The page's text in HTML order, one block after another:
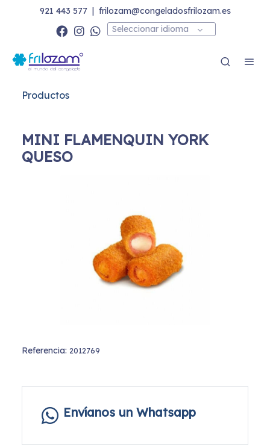
921 443 577 | frilozam@congeladosfrilozam.es
Seleccionar idioma
Productos
MINI FLAMENQUIN YORK
QUESO
Referencia: 2012769
Envíanos un Whatsapp